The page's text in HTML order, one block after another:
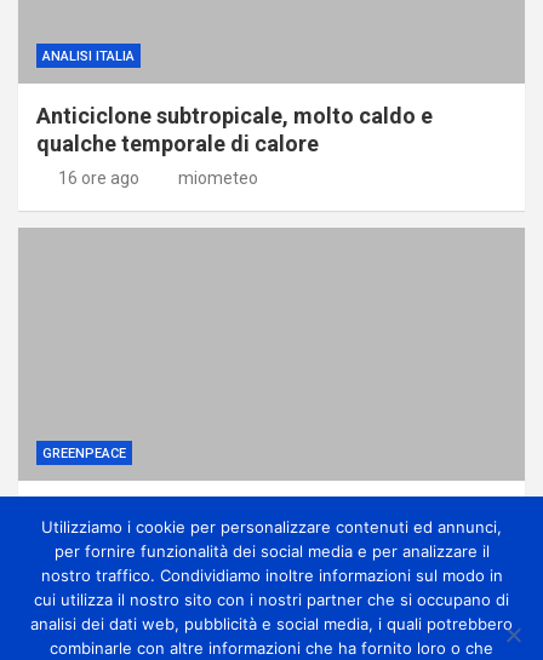
ANALISI ITALIA
Anticiclone subtropicale, molto caldo e
qualche temporale di calore
16 ore ago miometeo
GREENPEACE
riforme sui pesticidi
1 giorno ago miometeo
Utilizziamo i cookie per personalizzare contenuti ed annunci,
per fornire funzionalità dei social media e per analizzare il
nostro traffico. Condividiamo inoltre informazioni sul modo in
cui utilizza il nostro sito con i nostri partner che si occupano di
analisi dei dati web, pubblicità e social media, i quali potrebbero
combinarle con altre informazioni che ha fornito loro o che